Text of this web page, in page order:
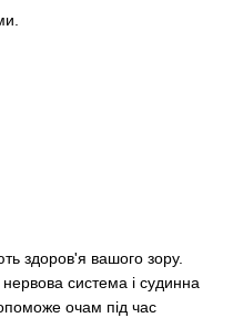
здоров'я вашого зору.
система і судинна
очам під час